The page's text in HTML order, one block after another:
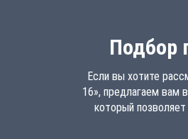
Подбор
Если вы хотите
16», предлагаем вам
который